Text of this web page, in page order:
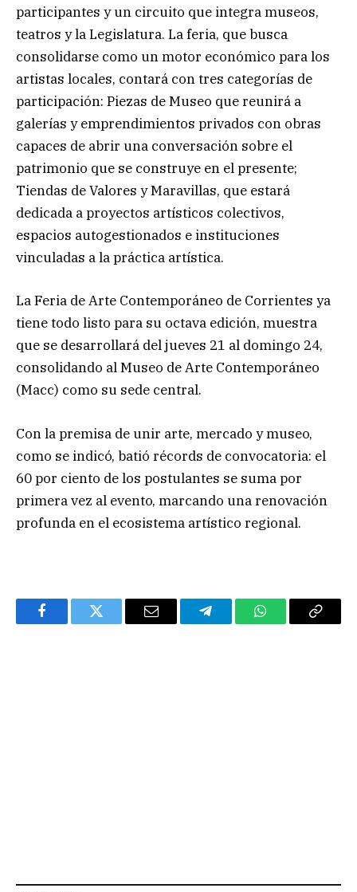
participantes y un circuito que integra museos,
teatros y la Legislatura. La feria, que busca
consolidarse como un motor económico para los
artistas locales, contará con tres categorías de
participación: Piezas de Museo que reunirá a
galerías y emprendimientos privados con obras
capaces de abrir una conversación sobre el
patrimonio que se construye en el presente;
Tiendas de Valores y Maravillas, que estará
dedicada a proyectos artísticos colectivos,
espacios autogestionados e instituciones
vinculadas a la práctica artística.
La Feria de Arte Contemporáneo de Corrientes ya
tiene todo listo para su octava edición, muestra
que se desarrollará del jueves 21 al domingo 24,
consolidando al Museo de Arte Contemporáneo
(Macc) como su sede central.
Con la premisa de unir arte, mercado y museo,
como se indicó, batió récords de convocatoria: el
60 por ciento de los postulantes se suma por
primera vez al evento, marcando una renovación
profunda en el ecosistema artístico regional.
FacebookTwitter Email TelegramWhatsAppCopy